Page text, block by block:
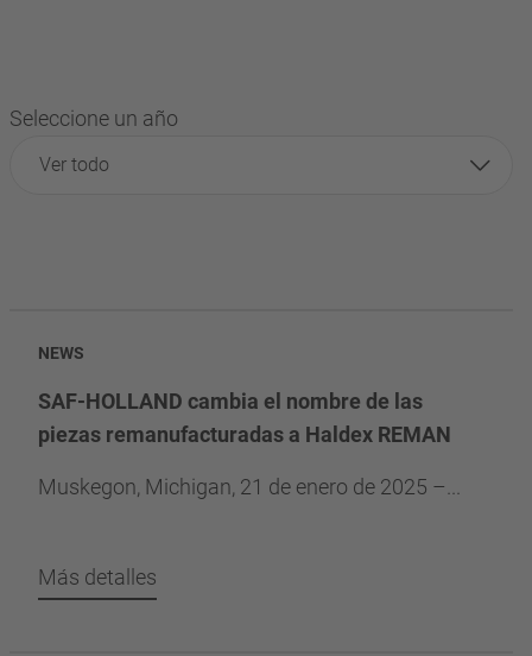
Seleccione un año
Ver todo
NEWS
SAF-HOLLAND cambia el nombre de las
piezas remanufacturadas a Haldex REMAN
Muskegon, Michigan, 21 de enero de 2025 –...
Más detalles